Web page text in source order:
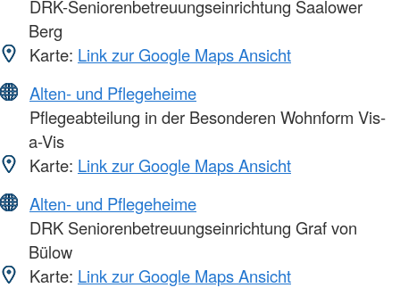
DRK-Seniorenbetreuungseinrichtung Saalower
Berg
Karte: Link zur Google Maps Ansicht
Alten- und Pflegeheime
Pflegeabteilung in der Besonderen Wohnform Vis-
a-Vis
Karte: Link zur Google Maps Ansicht
Alten- und Pflegeheime
DRK Seniorenbetreuungseinrichtung Graf von
Bülow
Karte: Link zur Google Maps Ansicht